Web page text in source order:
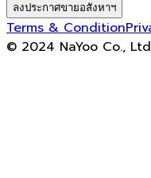
ลงประกาศขายอสังหาฯ
Terms & Condition
© 2024 NaYoo Co., Ltd